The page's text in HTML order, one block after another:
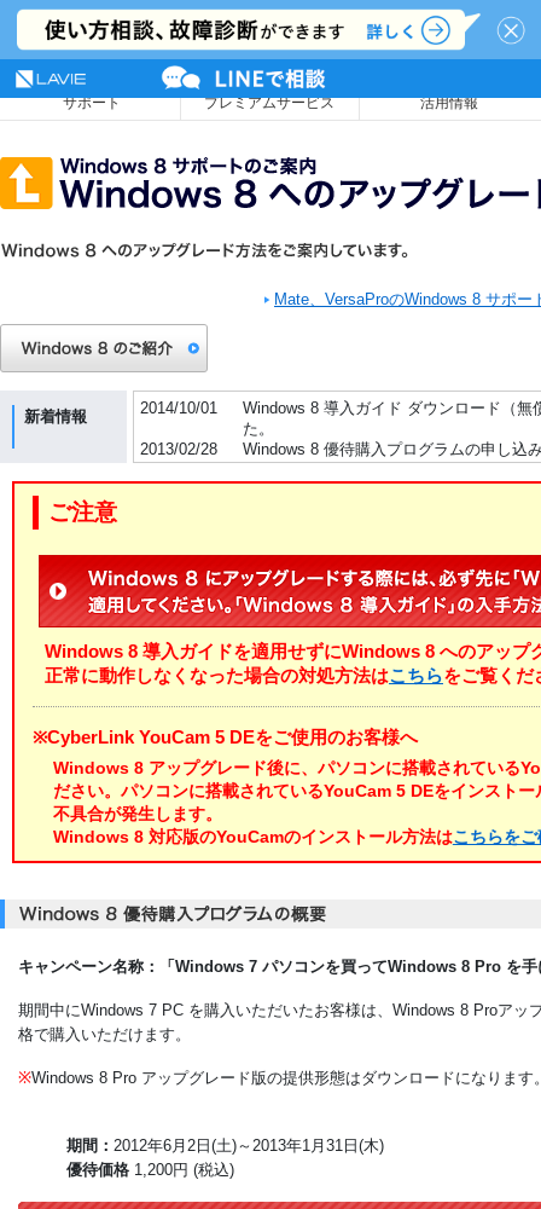
NEC LAVIE公式サイト
サポート プレミアムサービス 活用情報
Mate、VersaProのWindows 8 サポー
新着情報 2014/10/01
Windows 8 導入ガイド ダウンロード（
た。
2013/02/28
Windows 8 優待購入プログラムの申し込
2012/08/29
Windows 8 へのアップグレードに関する
ご注意
Windows 8 導入ガイドを適用せずにWindows 8 へのアップ
正常に動作しなくなった場合の対処方法はこちらをご覧くだ
※CyberLink YouCam 5 DEをご使用のお客様へ
Windows 8 アップグレード後に、パソコンに搭載されている
ださい。パソコンに搭載されているYouCam 5 DEをインスト
不具合が発生します。
Windows 8 対応版のYouCamのインストール方法はこちらを
キャンペーン名称：「Windows 7 パソコンを買ってWindows 8 Pro を手
期間中にWindows 7 PC を購入いただいたお客様は、Windows 8 Proアッ
格で購入いただけます。
※Windows 8 Pro アップグレード版の提供形態はダウンロードになります
期間： 2012年6月2日(土)～2013年1月31日(木)
優待価格 1,200円 (税込)